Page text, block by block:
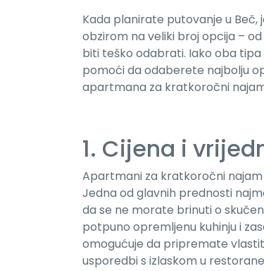
Kada planirate putovanje u
obzirom na veliki broj opcija –
biti teško odabrati. Iako oba
pomoći da odaberete najbolju
apartmana za kratkoročni
1. Cijena i
Apartmani za kratkoročni najam
Jedna od glavnih prednosti
da se ne morate brinuti o
potpuno opremljenu kuhinju i
omogućuje da pripremate
usporedbi s izlaskom u